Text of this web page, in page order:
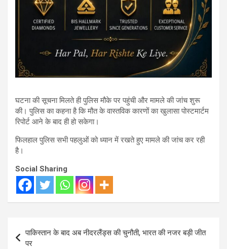
घटना की सूचना मिलते ही पुलिस मौके पर पहुंची और मामले की जांच शुरू
की। पुलिस का कहना है कि मौत के वास्तविक कारणों का खुलासा पोस्टमार्टम
रिपोर्ट आने के बाद ही हो सकेगा।
फिलहाल पुलिस सभी पहलुओं को ध्यान में रखते हुए मामले की जांच कर रही
है।
Social Sharing
Post
navigation
पाकिस्तान के बाद अब नीदरलैंड्स की चुनौती, भारत की नजर बड़ी जीत
पर